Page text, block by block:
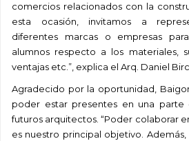
comercios relacionados con la
esta ocasión, invitamos a
diferentes marcas o empresas
alumnos respecto a los materiales,
ventajas etc.”, explica el Arq. Daniel
Agradecido por la oportunidad,
poder estar presentes en una
futuros arquitectos. “Poder colaborar
es nuestro principal objetivo.